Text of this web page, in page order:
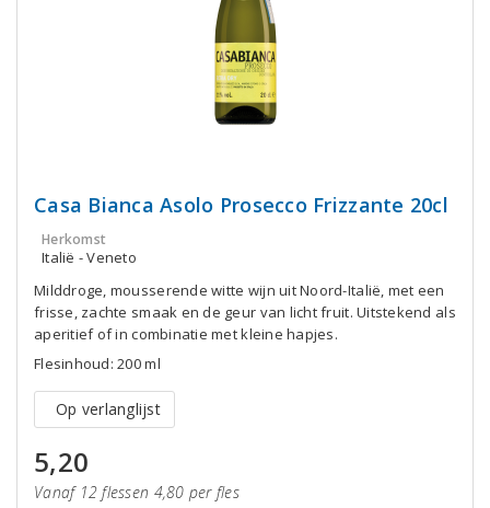
Casa Bianca Asolo Prosecco Frizzante 20cl
Herkomst
Italië - Veneto
Milddroge, mousserende witte wijn uit Noord-Italië, met een
frisse, zachte smaak en de geur van licht fruit. Uitstekend als
aperitief of in combinatie met kleine hapjes.
Flesinhoud: 200 ml
Op verlanglijst
5,20
Vanaf 12 flessen 4,80 per fles